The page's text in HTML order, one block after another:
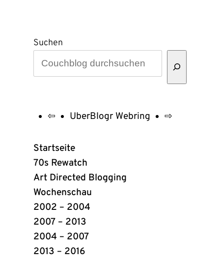
Suchen
UberBlogr
Webring
Links
⇦ UberBlogr Webring ⇨
Startseite
70s Rewatch
Art Directed Blogging
Wochenschau
2002 – 2004
2007 – 2013
2004 – 2007
2013 – 2016